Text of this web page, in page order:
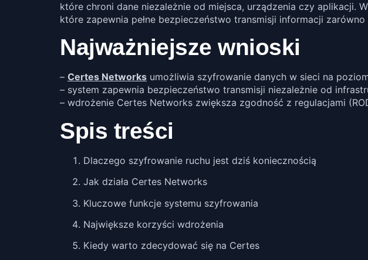
które chroni dane niezależnie od miejsca, urządzenia czy aplikacji.
które zapewnia pełne bezpieczeństwo transmisji informacji
Najważniejsze wnioski
– Certes Networks umożliwia szyfrowanie danych w sieci na
– system zapewnia bezpieczeństwo transmisji niezależnie od
– wdrożenie Certes Networks zwiększa zgodność z regulacjami
Spis treści
Dlaczego szyfrowanie ruchu jest dziś koniecznością
Jak działa Certes Networks
Kluczowe funkcje systemu szyfrowania
Największe korzyści wdrożenia
Kiedy warto zdecydować się na Certes